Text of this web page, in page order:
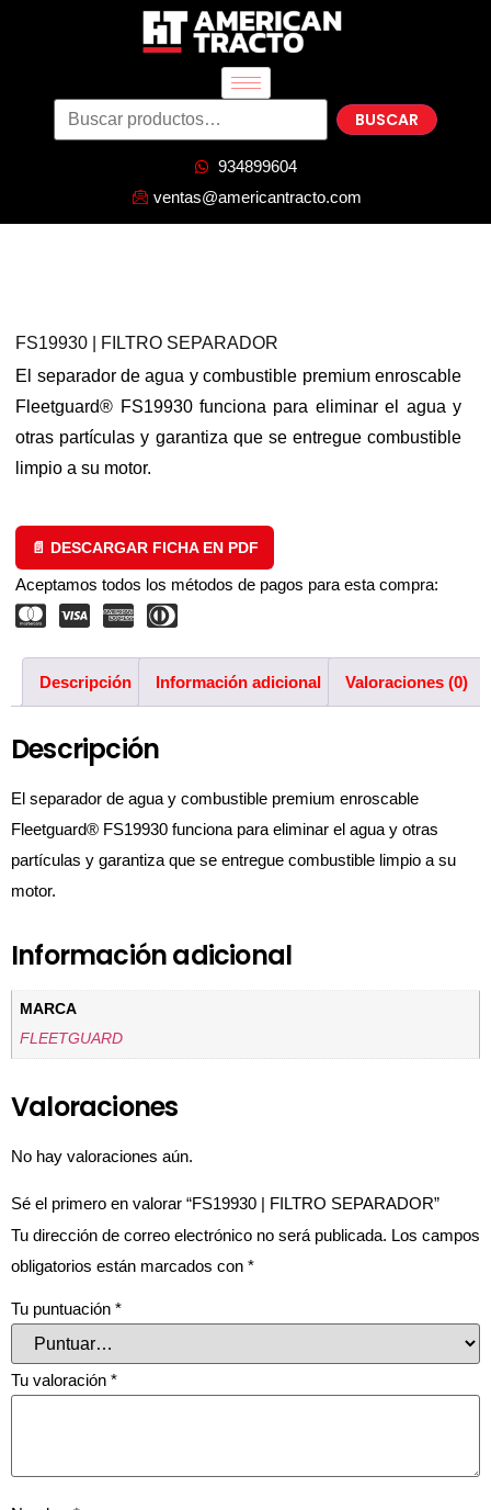
BUSCAR
934899604
ventas@americantracto.com
FS19930 | FILTRO SEPARADOR
El separador de agua y combustible premium enroscable
Fleetguard® FS19930 funciona para eliminar el agua y
otras partículas y garantiza que se entregue combustible
limpio a su motor.
📄 DESCARGAR FICHA EN PDF
Aceptamos todos los métodos de pagos para esta compra:
Descripción Información adicional Valoraciones (0)
Descripción
El separador de agua y combustible premium enroscable
Fleetguard® FS19930 funciona para eliminar el agua y otras
partículas y garantiza que se entregue combustible limpio a su
motor.
Información adicional
MARCA
FLEETGUARD
Valoraciones
No hay valoraciones aún.
Sé el primero en valorar “FS19930 | FILTRO SEPARADOR”
Tu dirección de correo electrónico no será publicada. Los campos
obligatorios están marcados con *
Tu puntuación *
Tu valoración *